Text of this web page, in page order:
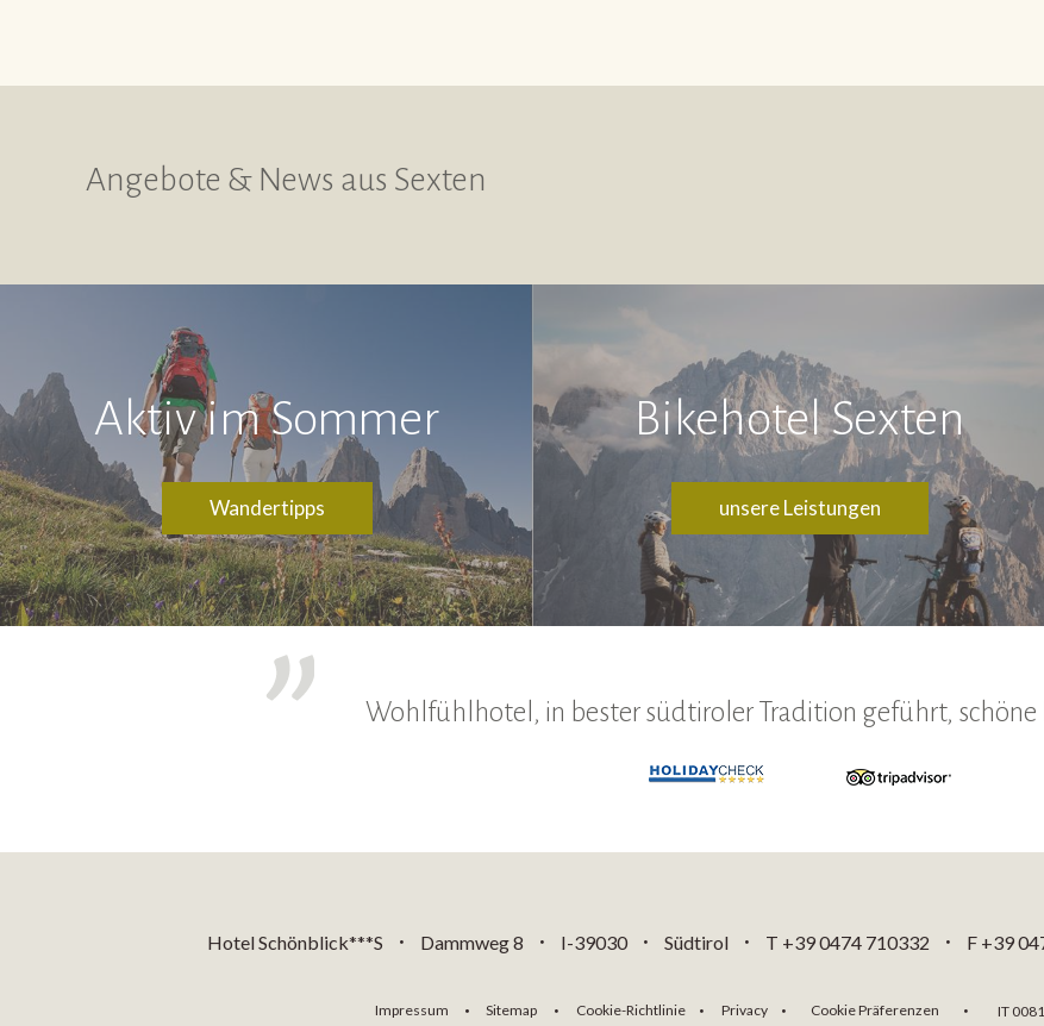
Angebote & News aus Sexten
Aktiv im Sommer
Wandertipps
Bikehotel Sexten
unsere Leistungen
Wohlfühlhotel, in bester südtiroler Tradition geführt, schöne
Hotel Schönblick***S • Dammweg 8 • I-39030 • Südtirol • T +39 0474 710332 • F +39
Impressum • Sitemap • Cookie-Richtlinie • Privacy • Cookie Präferenzen • IT